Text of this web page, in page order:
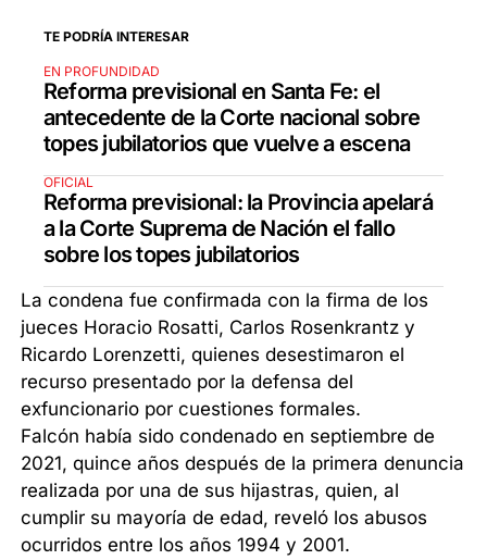
TE PODRÍA INTERESAR
EN PROFUNDIDAD
Reforma previsional en Santa Fe: el
antecedente de la Corte nacional sobre
topes jubilatorios que vuelve a escena
OFICIAL
Reforma previsional: la Provincia apelará
a la Corte Suprema de Nación el fallo
sobre los topes jubilatorios
La condena fue confirmada con la firma de los
jueces Horacio Rosatti, Carlos Rosenkrantz y
Ricardo Lorenzetti, quienes desestimaron el
recurso presentado por la defensa del
exfuncionario por cuestiones formales.
Falcón había sido condenado en septiembre de
2021, quince años después de la primera denuncia
realizada por una de sus hijastras, quien, al
cumplir su mayoría de edad, reveló los abusos
ocurridos entre los años 1994 y 2001.